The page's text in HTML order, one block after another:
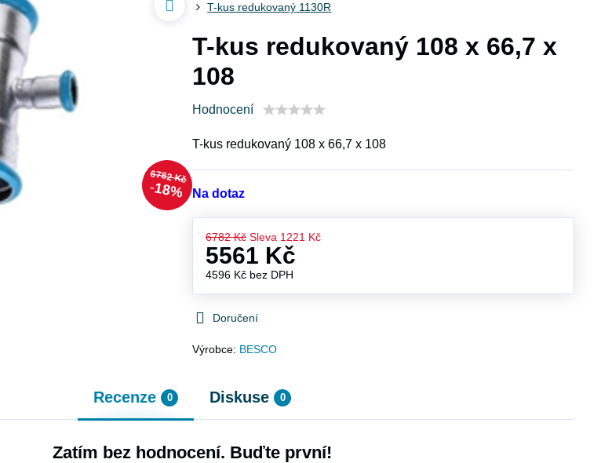
6782 Kč
18%
T-kus redukovaný 1130R
T-kus redukovaný 108 x 66,7 x
108
Hodnocení
T-kus redukovaný 108 x 66,7 x 108
Na dotaz
6782 Kč Sleva 1221 Kč
5561 Kč
4596 Kč bez DPH
Doručení
Výrobce: BESCO
Recenze 0 Diskuse 0
Zatím bez hodnocení. Buďte první!